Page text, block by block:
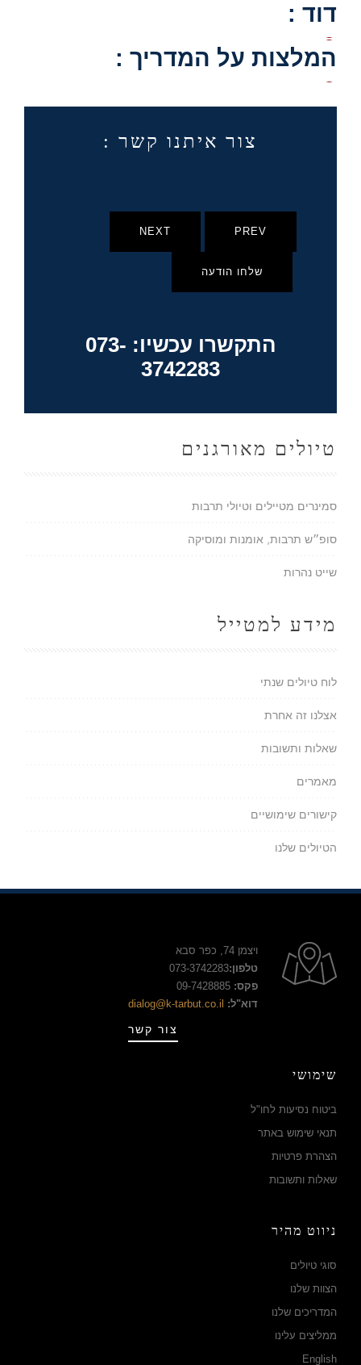
דוד :
המלצות על המדריך :
צור איתנו קשר :
PREV
NEXT
שלחו הודעה
התקשרו עכשיו: 073-
3742283
טיולים מאורגנים
סמינרים מטיילים וטיולי תרבות
סופ״ש תרבות, אומנות ומוסיקה
שייט נהרות
מידע למטייל
לוח טיולים שנתי
אצלנו זה אחרת
שאלות ותשובות
מאמרים
קישורים שימושיים
הטיולים שלנו
ויצמן 74, כפר סבא
טלפון:073-3742283
פקס:
דוא"ל: dialog@k-tarbut.co.il
צור קשר
שימושי
ביטוח נסיעות לחו"ל
תנאי שימוש באתר
הצהרת פרטיות
שאלות ותשובות
ניווט מהיר
סוגי טיולים
הצוות שלנו
המדריכים שלנו
ממליצים עלינו
English